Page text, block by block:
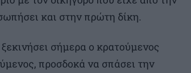
και στην πρώτη δίκη.
σήμερα ο κρατούμενος
προσδοκά να σπάσει την